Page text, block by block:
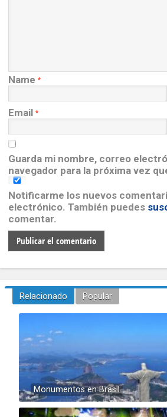
Name *
Email *
Guarda mi nombre, correo
navegador para la próxima vez
Notificarme los nuevos
electrónico. También puedes
comentar.
Relacionado Popular
Monumentos en Brasil